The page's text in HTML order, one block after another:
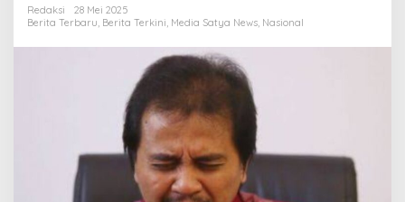
Redaksi
28 Mei 2025
Berita Terbaru Berita Terkini Media Satya News Nasional